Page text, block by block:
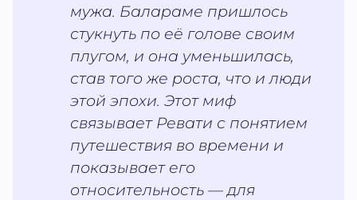
мужа. Балараме пришлось
стукнуть по её голове своим
плугом, и она уменьшилась,
став того же роста, что и люди
этой эпохи. Этот миф
связывает Ревати с понятием
путешествия во времени и
показывает его
относительность — для